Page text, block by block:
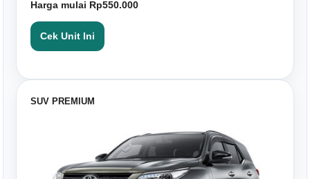
Harga mulai Rp550.000
Cek Unit Ini
SUV PREMIUM